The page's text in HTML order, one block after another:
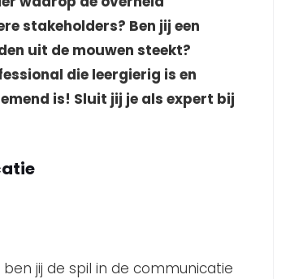
stakeholders? Ben jij een
uit de mouwen steekt?
die leergierig is en
is! Sluit jij je als expert bij
jij de spil in de communicatie